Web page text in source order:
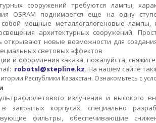
сооружений требуются лампы,
OSRAM поднимается еще на одну
собой мощные металлогалогеновые
архитектурных сооружений.
открывают новые возможности для
световых эффектов
и оформления заказа, пожалуйста,
ail: robotsl@stepline.kz. На нашем сайте
Республики Казахстан. Ознакомьтесь с
излучения и высокого
в закрытых корпусах, специально
фильтры, обеспечивающие